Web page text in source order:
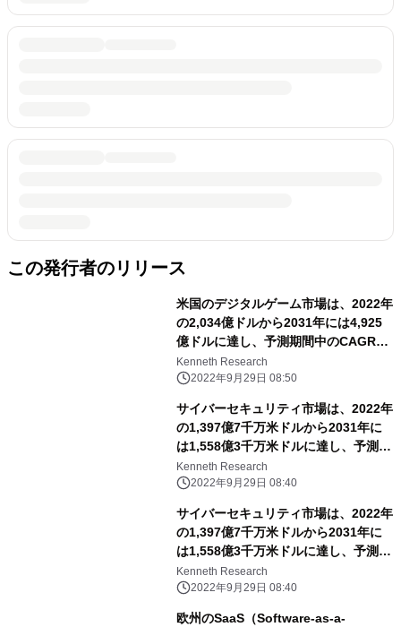
この発行者のリリース
米国のデジタルゲーム市場は、2022年
の2,034億ドルから2031年には4,925
億ドルに達し、予測期間中のCAGRは
3.4%で推移
Kenneth Research
2022年9月29日 08:50
サイバーセキュリティ市場は、2022年
の1,397億7千万米ドルから2031年に
は1,558億3千万米ドルに達し、予測期
間中のCAGRは13.4％となる
Kenneth Research
2022年9月29日 08:40
サイバーセキュリティ市場は、2022年
の1,397億7千万米ドルから2031年に
は1,558億3千万米ドルに達し、予測期
間中のCAGRは13.4％となる
Kenneth Research
2022年9月29日 08:40
欧州のSaaS（Software-as-a-